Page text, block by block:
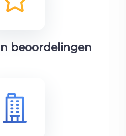
beoordelingen